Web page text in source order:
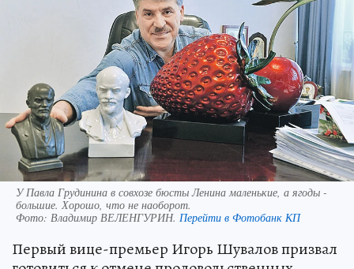
У Павла Грудинина в совхозе бюсты Ленина маленькие, а ягоды -
большие. Хорошо, что не наоборот.
Фото: Владимир ВЕЛЕНГУРИН. Перейти в Фотобанк КП
Первый вице-премьер Игорь Шувалов призвал